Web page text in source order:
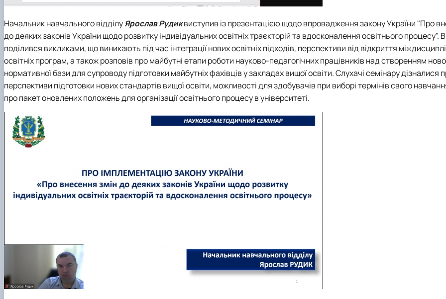
Начальник навчального відділуЯрослав Рудиквиступив із презентацією щодо впровадження закону України "Про
до деяких законів України щодо розвитку індивідуальних освітніх траєкторій та вдосконалення освітнього процесу".
поділився викликами, що виникають під час інтеграції нових освітніх підходів, перспективи від відкриття
освітніх програм, а також розповів про майбутні етапи роботи науково-педагогічних працівників над створенням
нормативної бази для супроводу підготовки майбутніх фахівців у закладах вищої освіти. Слухачі семінару дізналися
перспективи підготовки нових стандартів вищої освіти, можливості для здобувачів при виборі термінів свого
про пакет оновлених положень для організації освітнього процесу в університеті.